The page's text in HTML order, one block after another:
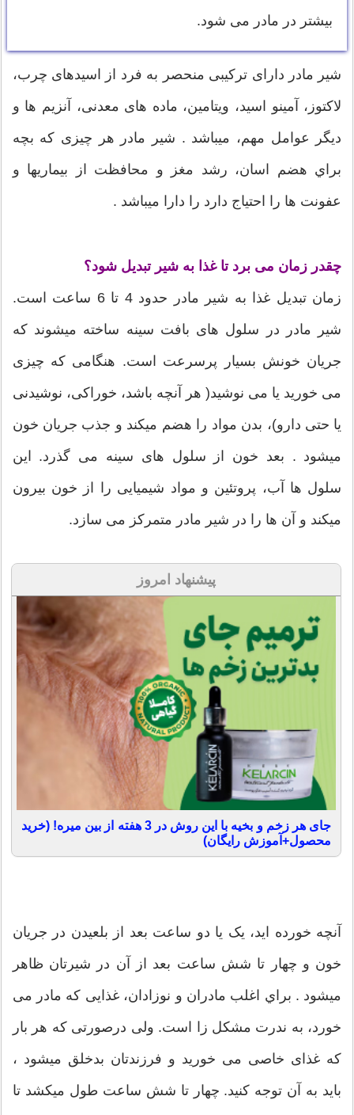
بیشتر در مادر می شود.
شیر مادر دارای ترکیبی منحصر به فرد از اسیدهای چرب،
لاکتوز، آمینو اسید، ویتامین، ماده های معدنی، آنزیم ها و
ديگر عوامل مهم، میباشد . شیر مادر هر چیزی که بچه
براي هضم اسان، رشد مغز و محافظت از بیماریها و
عفونت ها را احتیاج دارد را دارا میباشد .
چقدر زمان می برد تا غذا به شیر تبدیل شود؟
زمان تبدیل غذا به شیر مادر حدود 4 تا 6 ساعت است.
شیر مادر در سلول های بافت سینه ساخته میشوند که
جریان خونش بسیار پرسرعت است. هنگامی که چیزی
می خورید یا می نوشید( هر آنچه باشد، خوراکی، نوشیدنی
یا حتی دارو)، بدن مواد را هضم ميکند و جذب جریان خون
ميشود . بعد خون از سلول های سینه می گذرد. این
سلول ها آب، پروتئین و مواد شیمیایی را از خون بیرون
ميکند و آن ها را در شیر مادر متمرکز می سازد.
پیشنهاد امروز
جای هر زخم و بخیه با این روش در 3 هفته از بین میره! (خرید
محصول+آموزش رایگان)
آنچه خورده اید، یک یا دو ساعت بعد از بلعیدن در جریان
خون و چهار تا شش ساعت بعد از آن در شیرتان ظاهر
ميشود . براي اغلب مادران و نوزادان، غذایی که مادر می
خورد، به ندرت مشکل زا است. ولی درصورتی که هر بار
که غذای خاصی می خورید و فرزندتان بدخلق ميشود ،
باید به آن توجه کنید. چهار تا شش ساعت طول میکشد تا